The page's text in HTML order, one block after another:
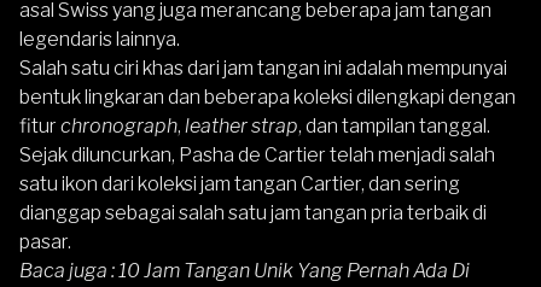
asal Swiss yang juga merancang beberapa jam tangan
legendaris lainnya.
Salah satu ciri khas dari jam tangan ini adalah mempunyai
bentuk lingkaran dan beberapa koleksi dilengkapi dengan
fitur chronograph, leather strap, dan tampilan tanggal.
Sejak diluncurkan, Pasha de Cartier telah menjadi salah
satu ikon dari koleksi jam tangan Cartier, dan sering
dianggap sebagai salah satu jam tangan pria terbaik di
pasar.
Baca juga :10 Jam Tangan Unik Yang Pernah Ada Di